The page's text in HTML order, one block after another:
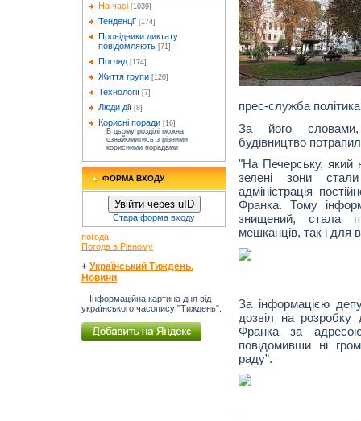
На часі [1039]
Тенденції [174]
Провідники диктату
повідомляють [71]
Погляд [174]
Життя групи [120]
Технології [7]
Люди дії [8]
Корисні поради [16]
В цьому розділі можна
ознайомитись з різними
корисними порадами
ФОРМА ВХОДУ
Увійти через uID
Стара форма входу
погода
Погода в Рівному
+ Український Тиждень.
Новини
Інформаційна картина дня від
українського часопису "Тиждень".
прес-служба
За його
будівництво
"На Печерську, який
зелені зони
адміністрація
Франка. Тому
знищений, стала
мешканців, так і для
За інформацією
дозвіл на розробку
Франка за
повідомивши ні
раду”.